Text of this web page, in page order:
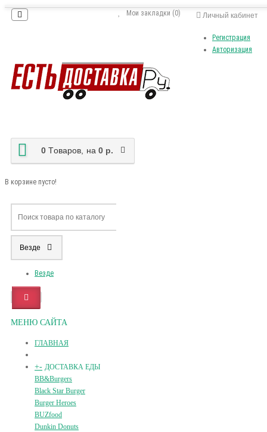
Личный кабинет
Регистрация
Авторизация
Мои закладки (0)
0 Tоваров, на 0 р.
В корзине пусто!
Везде
Везде
МЕНЮ САЙТА
ГЛАВНАЯ
+- ДОСТАВКА ЕДЫ
BB&Burgers
Black Star Burger
Burger Heroes
BUZfood
Dunkin Donuts